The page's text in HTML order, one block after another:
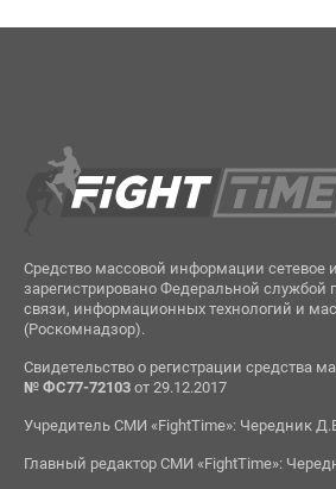
Средство массовой информации сетевое
зарегистрировано Федеральной службой
связи, информационных технологий и
(Роскомнадзор).
Свидетельство о регистрации средства
№ ФС77-72103от 29.12.2017
Учредитель СМИ «FightTime»: Чередник
Главный редактор СМИ «FightTime»: